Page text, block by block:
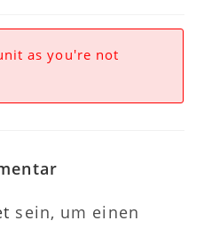
as you're not
sein, um einen